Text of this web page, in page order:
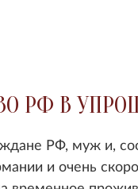
РФ В
РФ, муж и,
и очень